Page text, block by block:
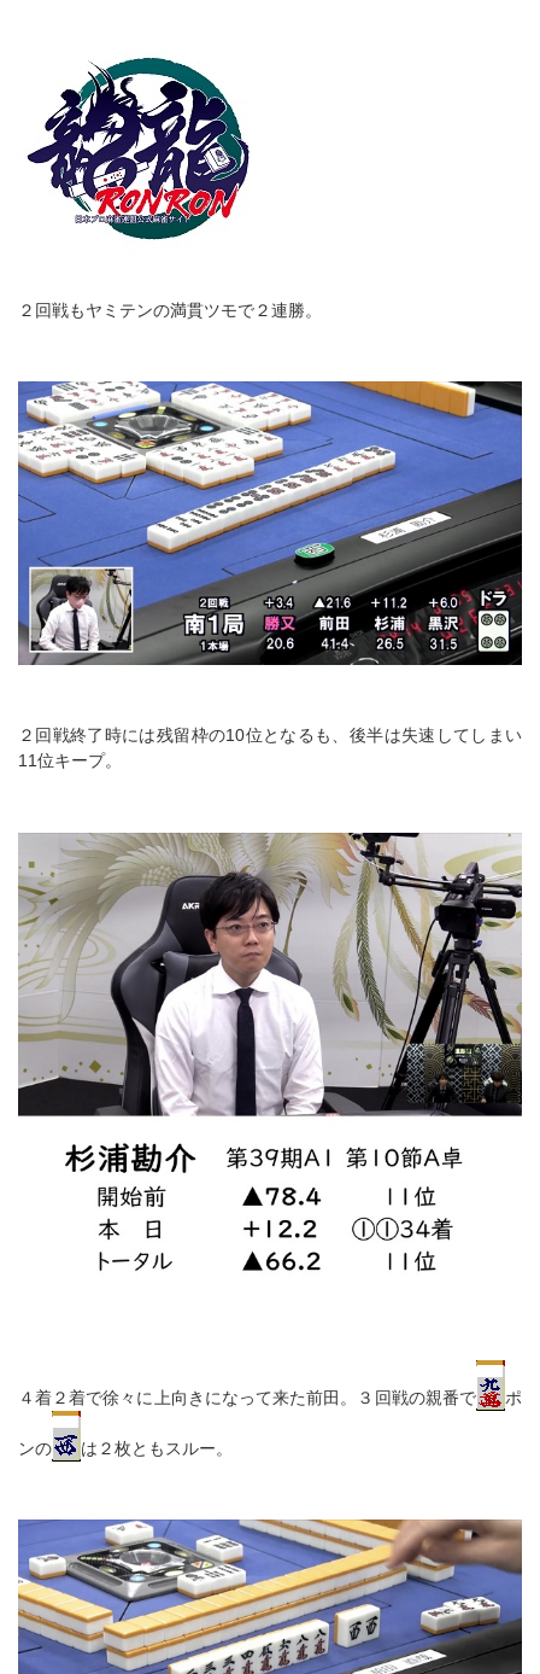
２回戦もヤミテンの満貫ツモで２連勝。
２回戦終了時には残留枠の10位となるも、後半は失速してしまい
11位キープ。
４着２着で徐々に上向きになって来た前田。３回戦の親番で ポ
ンの は２枚ともスルー。